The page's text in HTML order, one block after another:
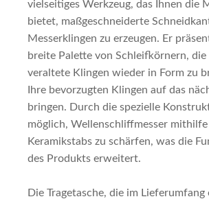
vielseitiges Werkzeug, das Ihnen die
bietet, maßgeschneiderte
Messerklingen zu erzeugen. Er
breite Palette von Schleifkörnern, die
veraltete Klingen wieder in Form zu
Ihre bevorzugten Klingen auf das
bringen. Durch die spezielle
möglich, Wellenschliffmesser mithilfe
Keramikstabs zu schärfen, was die
des Produkts erweitert.
Die Tragetasche, die im